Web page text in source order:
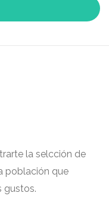
la selcción de
población que
gustos.